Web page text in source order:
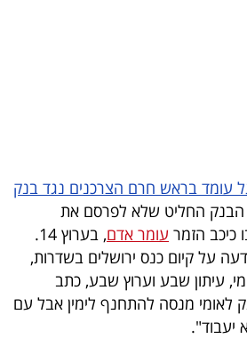
עומד בראש חרם הצרכנים נגד בנק
החליט שלא לפרסם את
כיכב הזמר עומר אדם
, בערוץ 14.
על קיום כנס ירושלים בשדרות,
עיתון שבע וערוץ שבע, כתב
לאומי מנסה להתחנף לימין אבל עם